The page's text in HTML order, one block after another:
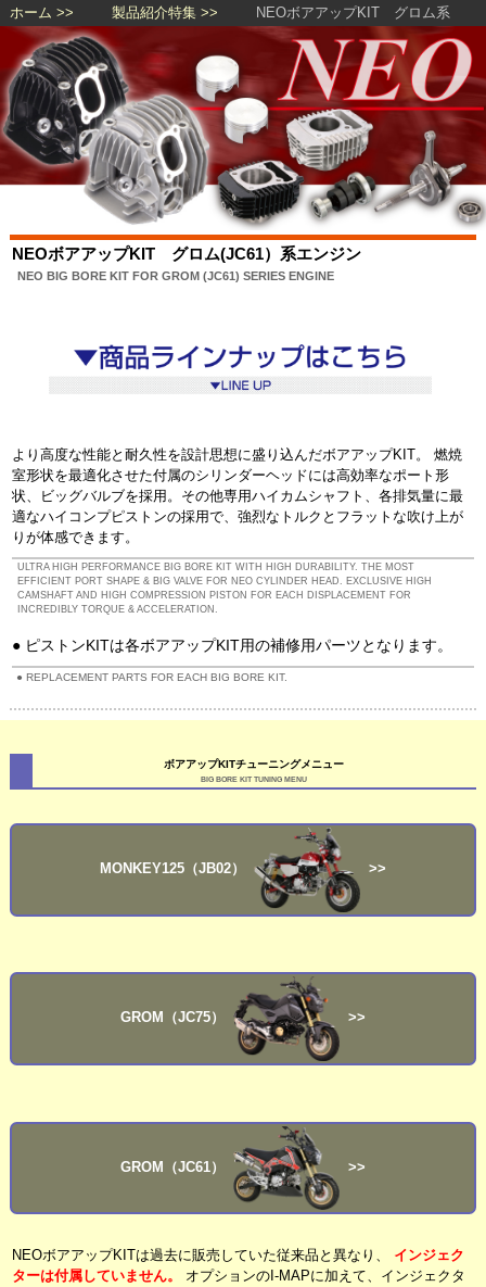
ホーム 製品紹介特集 NEOボアアップKIT グロム系
NEOボアアップKIT グロム(JC61）系エンジン
NEO BIG BORE KIT FOR GROM (JC61) SERIES ENGINE
より高度な性能と耐久性を設計思想に盛り込んだボアアップKIT。 燃焼
室形状を最適化させた付属のシリンダーヘッドには高効率なポート形
状、ビッグバルブを採用。その他専用ハイカムシャフト、各排気量に最
適なハイコンプピストンの採用で、強烈なトルクとフラットな吹け上が
りが体感できます。
ULTRA HIGH PERFORMANCE BIG BORE KIT WITH HIGH DURABILITY. THE MOST
EFFICIENT PORT SHAPE & BIG VALVE FOR NEO CYLINDER HEAD. EXCLUSIVE HIGH
CAMSHAFT AND HIGH COMPRESSION PISTON FOR EACH DISPLACEMENT FOR
INCREDIBLY TORQUE & ACCELERATION.
ピストンKITは各ボアアップKIT用の補修用パーツとなります。
REPLACEMENT PARTS FOR EACH BIG BORE KIT.
ボアアップKITチューニングメニュー
BIG BORE KIT TUNING MENU
MONKEY125（JB02） >>
GROM（JC75） >>
GROM（JC61） >>
NEOボアアップKITは過去に販売していた従来品と異なり、 インジェク
ターは付属していません。 オプションのI-MAPに加えて、インジェクタ